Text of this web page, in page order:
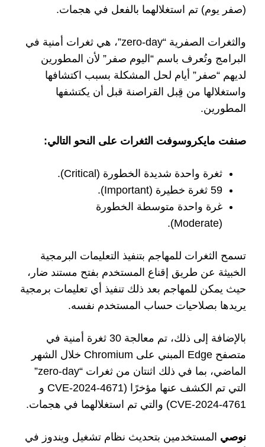
(صفر يوم) تم استغلالهما بالفعل في هجمات.
والثغرات الصفرية “zero-day”، هي ثغرات أمنية في
البرامج وتُعرف باسم “اليوم صفر” لأن المطورين
لديهم “صفر” أيام لحل المشكلة بسبب اكتشافها
واستغلالها من قِبل القراصنة قبل أن يكتشفها
المطورين.
صنفت مايكروسوفت الثغرات على النحو التالي:
ثغرة واحدة شديدة الخطورة (Critical).
59 ثغرة خطيرة (Important).
غرة واحدة متوسطة الخطورة
(Moderate).
تسمح الثغرات للمهاجم بتنفيذ التعليمات البرمجية
الخبيثة عن طريق إقناع المستخدم بفتح مستند ضار،
حيث يمكن للمهاجم بعد ذلك تنفيذ أي تعليمات برمجية
يريدها بصلاحيات حساب المستخدم نفسه.
بالإضافة إلى ذلك، تم معالجة 30 ثغرة أمنية في
متصفح Edge المبني على Chromium خلال الشهر
الماضي، بما في ذلك اثنتان من ثغرات “zero-day”
التي تم الكشف عنها مؤخرًا (CVE-2024-4671 و
CVE-2024-4761) والتي تم استغلالهما في هجمات.
نوصي المستخدمين بتحديث نظام تشغيل ويندوز في